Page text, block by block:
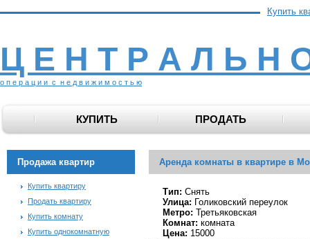
Купить
Ц Е Н Т Р А Л Ь Н
о п е р а ц и и с н е д в и ж и м о с т ь ю
КУПИТЬ ПРОДАТЬ
Продажа квартир
Купить квартиру
Продать квартиру
Купить комнату
Купить однокомнатную
Аренда комнаты в квартире в
Тип: Снять
Улица: Голиковский переулок
Метро: Третьяковская
Комнат: комната
Цена: 15000